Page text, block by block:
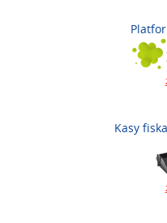
Kasy